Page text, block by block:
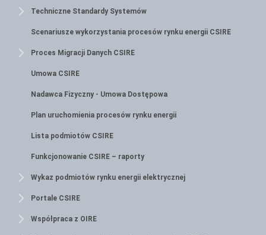
Techniczne Standardy Systemów
Scenariusze wykorzystania procesów rynku energii CSIRE
Proces Migracji Danych CSIRE
Umowa CSIRE
Nadawca Fizyczny - Umowa Dostępowa
Plan uruchomienia procesów rynku energii
Lista podmiotów CSIRE
Funkcjonowanie CSIRE – raporty
Wykaz podmiotów rynku energii elektrycznej
Portale CSIRE
Współpraca z OIRE